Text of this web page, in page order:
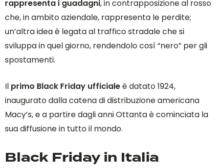
rappresenta i guadagni, in contrapposizione al rosso
che, in ambito aziendale, rappresenta le perdite;
un’altra idea è legata al traffico stradale che si
sviluppa in quel giorno, rendendolo così “nero” per gli
spostamenti.
Il primo Black Friday ufficialeè datato 1924,
inaugurato dalla catena di distribuzione americana
Macy’s, e a partire dagli anni Ottanta è cominciata la
sua diffusione in tutto il mondo.
Black Friday in Italia